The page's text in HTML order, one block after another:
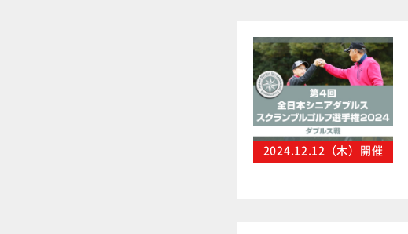
2024.12.12（木）開催